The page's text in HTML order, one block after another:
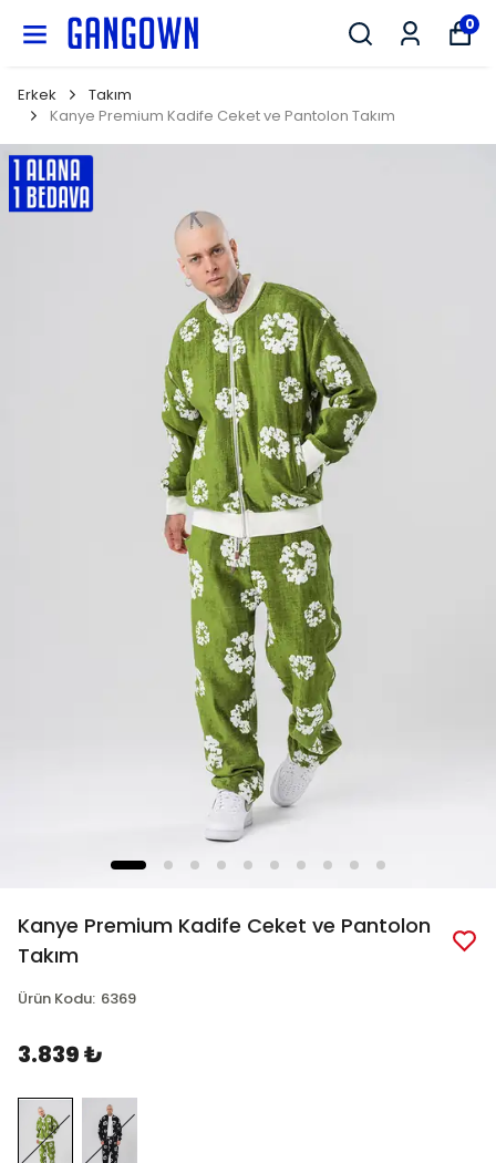
0
Erkek
Takım
Kanye Premium Kadife Ceket ve Pantolon Takım
Kanye Premium Kadife Ceket ve Pantolon
Takım
Ürün Kodu: 6369
3.839 ₺